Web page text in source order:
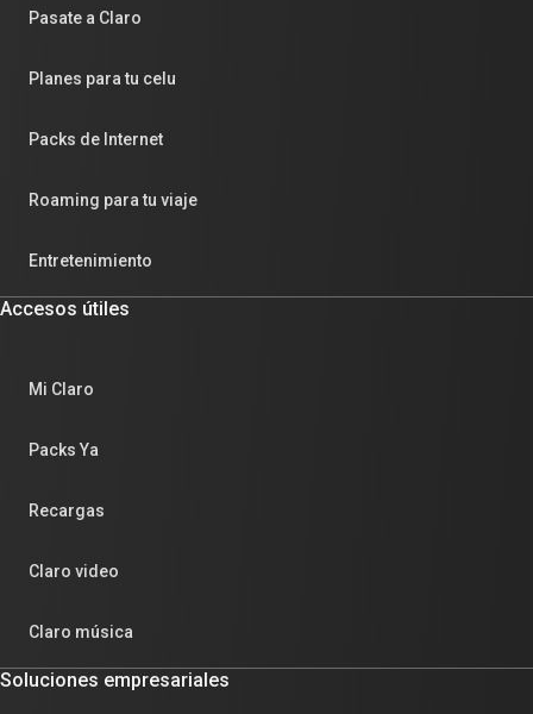
Pasate a Claro
Planes para tu celu
Packs de Internet
Roaming para tu viaje
Entretenimiento
Accesos útiles
Mi Claro
Packs Ya
Recargas
Claro video
Claro música
Soluciones empresariales